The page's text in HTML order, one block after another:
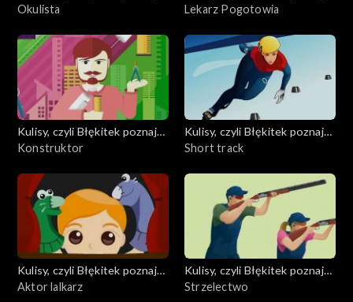
zawody
Okulista
zawody
Lekarz Pogotowia
Kulisy, czyli Błękitek poznaje
zawody
Konstruktor
Kulisy, czyli Błękitek poznaje
zawody
Short track
Kulisy, czyli Błękitek poznaje
zawody
Aktor lalkarz
Kulisy, czyli Błękitek poznaje
zawody
Strzelectwo